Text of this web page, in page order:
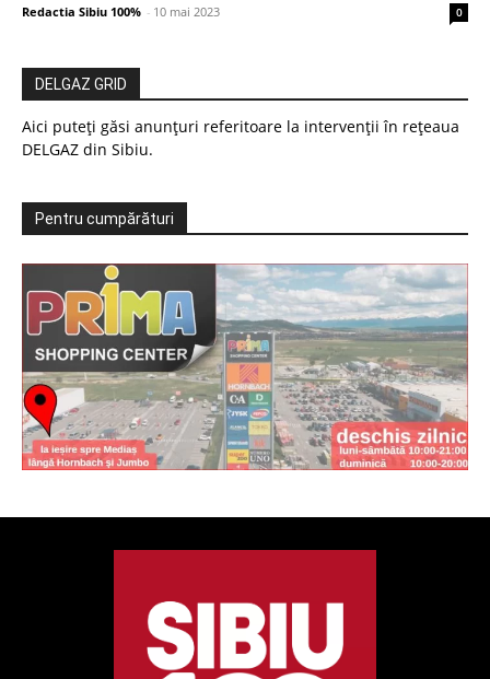
Redactia Sibiu 100% - 10 mai 2023 0
DELGAZ GRID
Aici puteți găsi anunțuri referitoare la intervenții în rețeaua
DELGAZ din Sibiu.
Pentru cumpărături